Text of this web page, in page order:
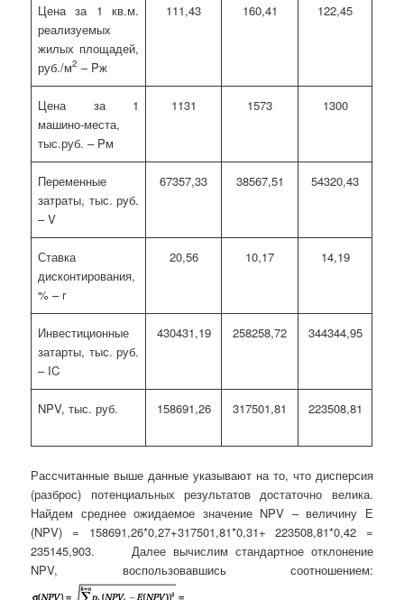
Цена за 1 кв.м.
реализуемых
жилых площадей,
руб./м2 – Pж
111,43 160,41 122,45
Цена за 1
машино-места,
тыс.руб. – Pм
1131 1573 1300
Переменные
затраты, тыс. руб.
– V
67357,33 38567,51 54320,43
Ставка
дисконтирования,
% – r
20,56 10,17 14,19
Инвестиционные
затарты, тыс. руб.
– IC
430431,19 258258,72 344344,95
NPV, тыс. руб. 158691,26 317501,81 223508,81
Рассчитанные выше данные указывают на то, что дисперсия
(разброс) потенциальных результатов достаточно велика.
Найдем среднее ожидаемое значение NPV – величину Е
(NPV) = 158691,26*0,27+317501,81*0,31+ 223508,81*0,42 =
235145,903. Далее вычислим стандартное отклонение
NPV, воспользовавшись соотношением: